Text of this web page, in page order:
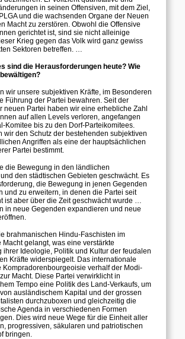
in seinen Offensiven, mit dem Ziel,
und die wachsenden Organe der Neuen
Macht zu zerstören. Obwohl die Offensive
gerichtet ist, sind sie nicht alleinige
Krieg gegen das Volk wird ganz gewiss
Sektoren betreffen. …
sind die Herausforderungen heute? Wie
wir unsere subjektiven Kräfte, im Besonderen
Führung der Partei bewahren. Seit der
neuen Partei haben wir eine erhebliche Zahl
auf allen Levels verloren, angefangen
Komitee bis zu den Dorf-Parteikomitees.
wir den Schutz der bestehenden subjektiven
Angriffen als eine der hauptsächlichen
Partei bestimmt.
die Bewegung in den ländlichen
den städtischen Gebieten geschwächt. Es
die Bewegung in jenen Gegenden
und zu erweitern, in denen die Partei seit
ist aber über die Zeit geschwächt wurde …
in neue Gegenden expandieren und neue
brahmanischen Hindu-Faschisten im
Macht gelangt, was eine verstärkte
ihrer Ideologie, Politik und Kultur der feudalen
Kräfte widerspiegelt. Das internationale
Kompradorenbourgeoisie verhalf der Modi-
Macht. Diese Partei verwirklicht in
Tempo eine Politik des Land-Verkaufs, um
ausländischem Kapital und der grossen
durchzuboxen und gleichzeitig die
Agenda in verschiedenen Formen
Dies wird neue Wege für die Einheit aller
progressiven, säkularen und patriotischen
bringen.